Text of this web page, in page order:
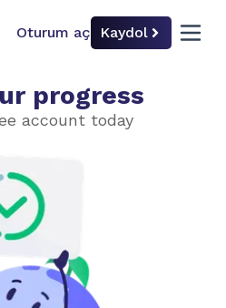
Oturum aç Kaydol open
Çiftçilik
seç
İleri düzey
progress
account today